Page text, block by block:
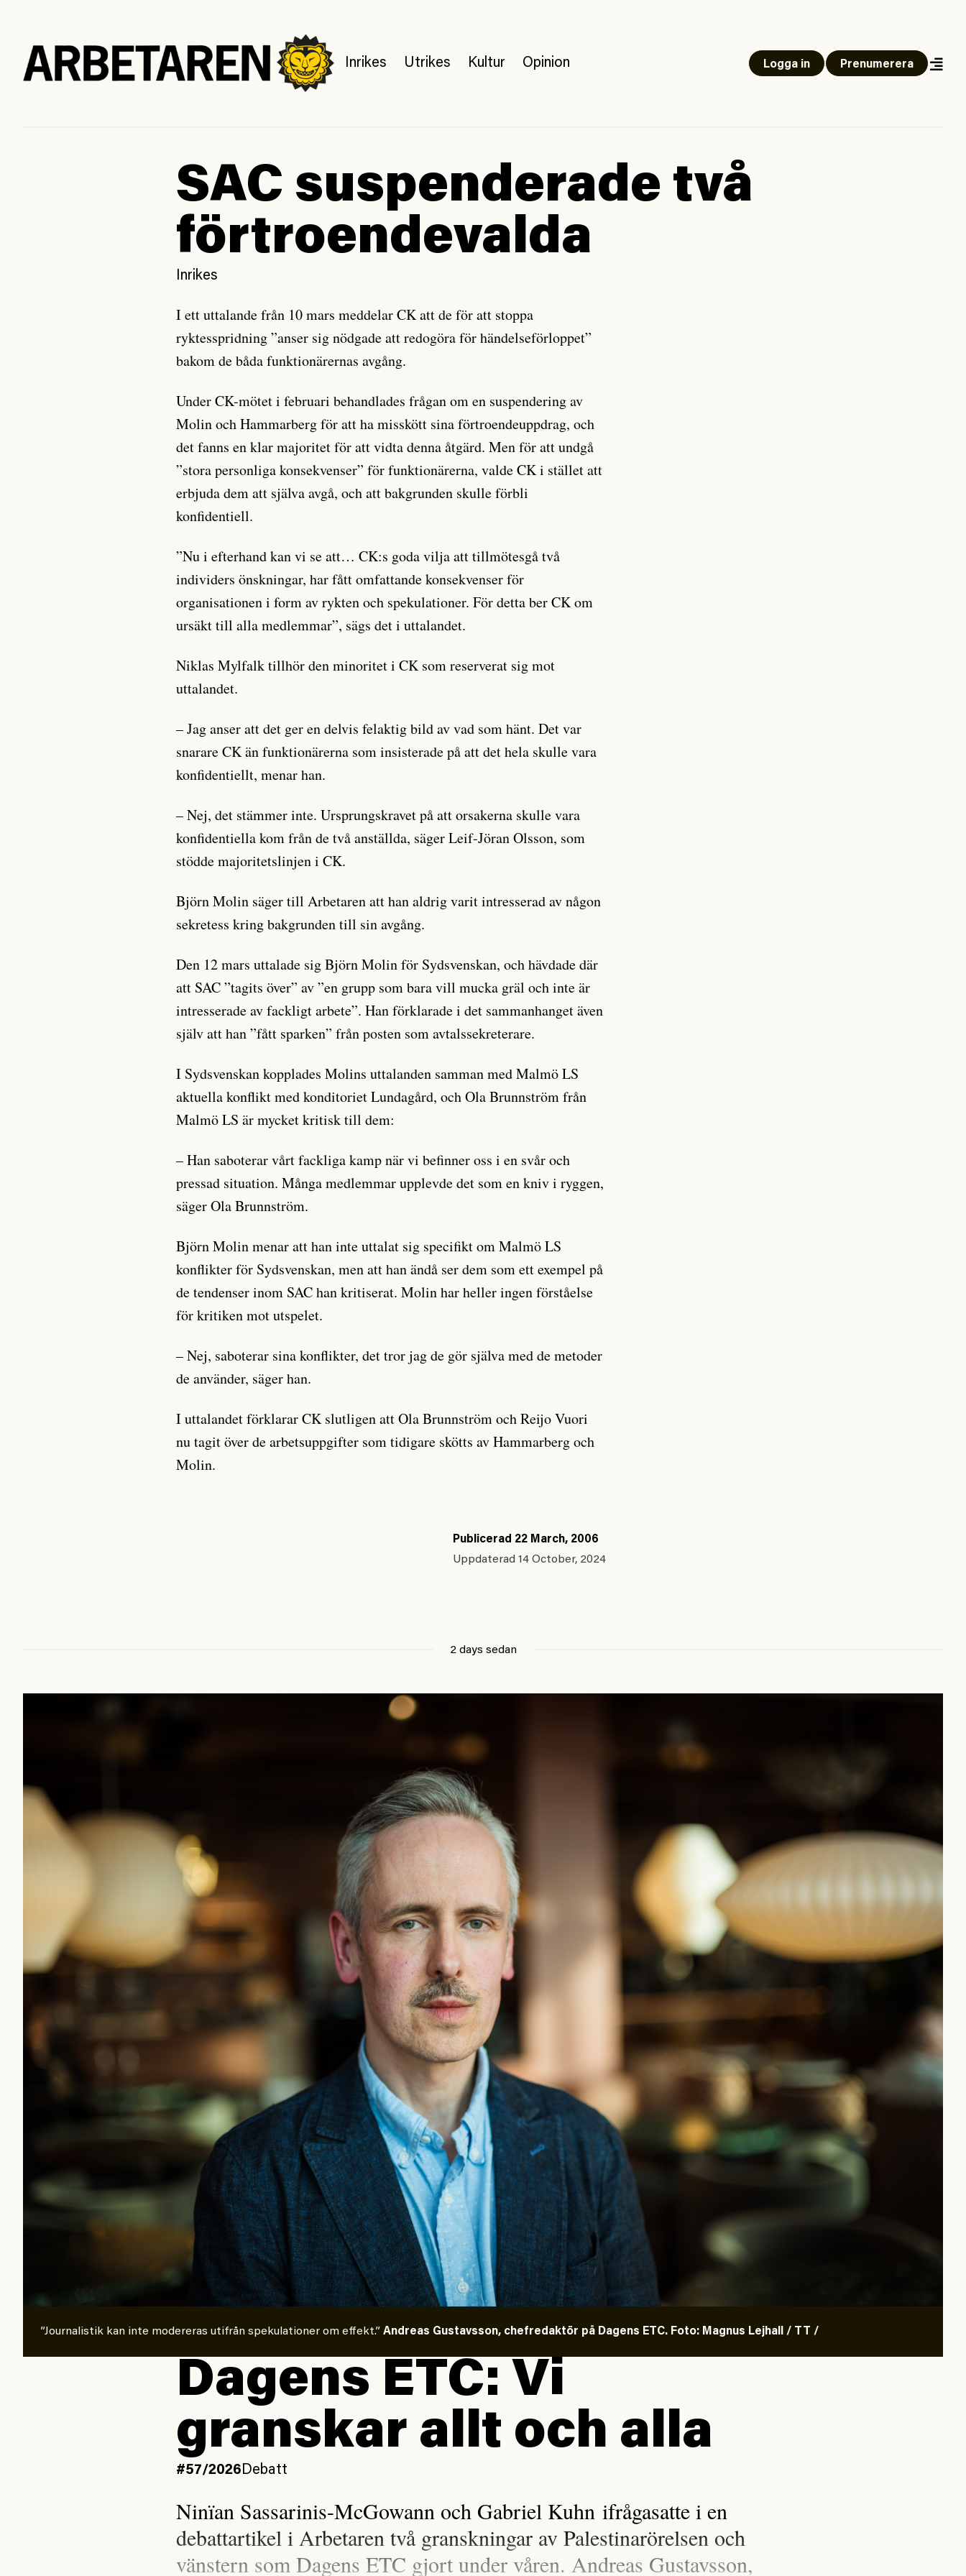
Inrikes Utrikes Kultur Opinion Logga in Prenumerera
SAC suspenderade två
förtroendevalda
Inrikes
I ett uttalande från 10 mars meddelar CK att de för att stoppa
ryktesspridning ”anser sig nödgade att redogöra för händelseförloppet”
bakom de båda funktionärernas avgång.
Under CK-mötet i februari behandlades frågan om en suspendering av
Molin och Hammarberg för att ha misskött sina förtroendeuppdrag, och
det fanns en klar majoritet för att vidta denna åtgärd. Men för att undgå
”stora personliga konsekvenser” för funktionärerna, valde CK i stället att
erbjuda dem att själva avgå, och att bakgrunden skulle förbli
konfidentiell.
”Nu i efterhand kan vi se att… CK:s goda vilja att tillmötesgå två
individers önskningar, har fått omfattande konsekvenser för
organisationen i form av rykten och spekulationer. För detta ber CK om
ursäkt till alla medlemmar”, sägs det i uttalandet.
Niklas Mylfalk tillhör den minoritet i CK som reserverat sig mot
uttalandet.
– Jag anser att det ger en delvis felaktig bild av vad som hänt. Det var
snarare CK än funktionärerna som insisterade på att det hela skulle vara
konfidentiellt, menar han.
– Nej, det stämmer inte. Ursprungskravet på att orsakerna skulle vara
konfidentiella kom från de två anställda, säger Leif-Jöran Olsson, som
stödde majoritetslinjen i CK.
Björn Molin säger till Arbetaren att han aldrig varit intresserad av någon
sekretess kring bakgrunden till sin avgång.
Den 12 mars uttalade sig Björn Molin för Sydsvenskan, och hävdade där
att SAC ”tagits över” av ”en grupp som bara vill mucka gräl och inte är
intresserade av fackligt arbete”. Han förklarade i det sammanhanget även
själv att han ”fått sparken” från posten som avtalssekreterare.
I Sydsvenskan kopplades Molins uttalanden samman med Malmö LS
aktuella konflikt med konditoriet Lundagård, och Ola Brunnström från
Malmö LS är mycket kritisk till dem:
– Han saboterar vårt fackliga kamp när vi befinner oss i en svår och
pressad situation. Många medlemmar upplevde det som en kniv i ryggen,
säger Ola Brunnström.
Björn Molin menar att han inte uttalat sig specifikt om Malmö LS
konflikter för Sydsvenskan, men att han ändå ser dem som ett exempel på
de tendenser inom SAC han kritiserat. Molin har heller ingen förståelse
för kritiken mot utspelet.
– Nej, saboterar sina konflikter, det tror jag de gör själva med de metoder
de använder, säger han.
I uttalandet förklarar CK slutligen att Ola Brunnström och Reijo Vuori
nu tagit över de arbetsuppgifter som tidigare skötts av Hammarberg och
Molin.
Publicerad 22 March, 2006
Uppdaterad 14 October, 2024
2 days sedan
”Journalistik kan inte modereras utifrån spekulationer om effekt.” Andreas Gustavsson, chefredaktör på Dagens ETC. Foto: Magnus Lejhall / TT /
Dagens ETC: Vi
granskar allt och alla
#57/2026Debatt
Ninïan Sassarinis-McGowann och Gabriel Kuhn ifrågasatte i en
debattartikel i Arbetaren två granskningar av Palestinarörelsen och
vänstern som Dagens ETC gjort under våren. Andreas Gustavsson,